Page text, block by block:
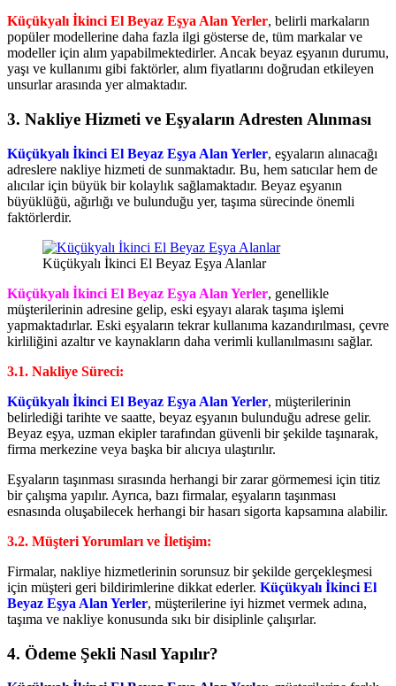
Küçükyalı İkinci El Beyaz Eşya Alan Yerler, belirli markaların
popüler modellerine daha fazla ilgi gösterse de, tüm markalar ve
modeller için alım yapabilmektedirler. Ancak beyaz eşyanın durumu,
yaşı ve kullanımı gibi faktörler, alım fiyatlarını doğrudan etkileyen
unsurlar arasında yer almaktadır.
3. Nakliye Hizmeti ve Eşyaların Adresten Alınması
Küçükyalı İkinci El Beyaz Eşya Alan Yerler, eşyaların alınacağı
adreslere nakliye hizmeti de sunmaktadır. Bu, hem satıcılar hem de
alıcılar için büyük bir kolaylık sağlamaktadır. Beyaz eşyanın
büyüklüğü, ağırlığı ve bulunduğu yer, taşıma sürecinde önemli
faktörlerdir.
Küçükyalı İkinci El Beyaz Eşya Alanlar
Küçükyalı İkinci El Beyaz Eşya Alan Yerler, genellikle
müşterilerinin adresine gelip, eski eşyayı alarak taşıma işlemi
yapmaktadırlar. Eski eşyaların tekrar kullanıma kazandırılması, çevre
kirliliğini azaltır ve kaynakların daha verimli kullanılmasını sağlar.
3.1. Nakliye Süreci:
Küçükyalı İkinci El Beyaz Eşya Alan Yerler, müşterilerinin
belirlediği tarihte ve saatte, beyaz eşyanın bulunduğu adrese gelir.
Beyaz eşya, uzman ekipler tarafından güvenli bir şekilde taşınarak,
firma merkezine veya başka bir alıcıya ulaştırılır.
Eşyaların taşınması sırasında herhangi bir zarar görmemesi için titiz
bir çalışma yapılır. Ayrıca, bazı firmalar, eşyaların taşınması
esnasında oluşabilecek herhangi bir hasarı sigorta kapsamına alabilir.
3.2. Müşteri Yorumları ve İletişim:
Firmalar, nakliye hizmetlerinin sorunsuz bir şekilde gerçekleşmesi
için müşteri geri bildirimlerine dikkat ederler. Küçükyalı İkinci El
Beyaz Eşya Alan Yerler, müşterilerine iyi hizmet vermek adına,
taşıma ve nakliye konusunda sıkı bir disiplinle çalışırlar.
4. Ödeme Şekli Nasıl Yapılır?